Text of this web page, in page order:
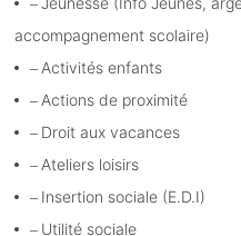
accompagnement scolaire)
Activités enfants
Actions de proximité
Droit aux vacances
Ateliers loisirs
Insertion sociale (E.D.I)
Utilité sociale